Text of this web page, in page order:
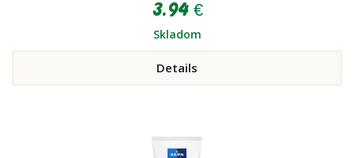
3.94 €
Skladom
Details